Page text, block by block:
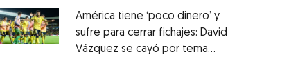
Opens in new window
América tiene ‘poco dinero’ y
sufre para cerrar fichajes: David
Vázquez se cayó por tema